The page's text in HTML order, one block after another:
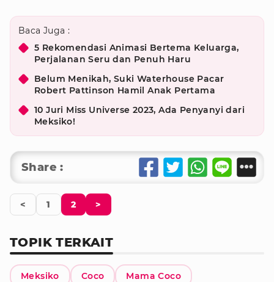
Baca Juga :
5 Rekomendasi Animasi Bertema Keluarga,
Perjalanan Seru dan Penuh Haru
Belum Menikah, Suki Waterhouse Pacar
Robert Pattinson Hamil Anak Pertama
10 Juri Miss Universe 2023, Ada Penyanyi dari
Meksiko!
Share :
< 1 2 >
TOPIK TERKAIT
Meksiko Coco Mama Coco